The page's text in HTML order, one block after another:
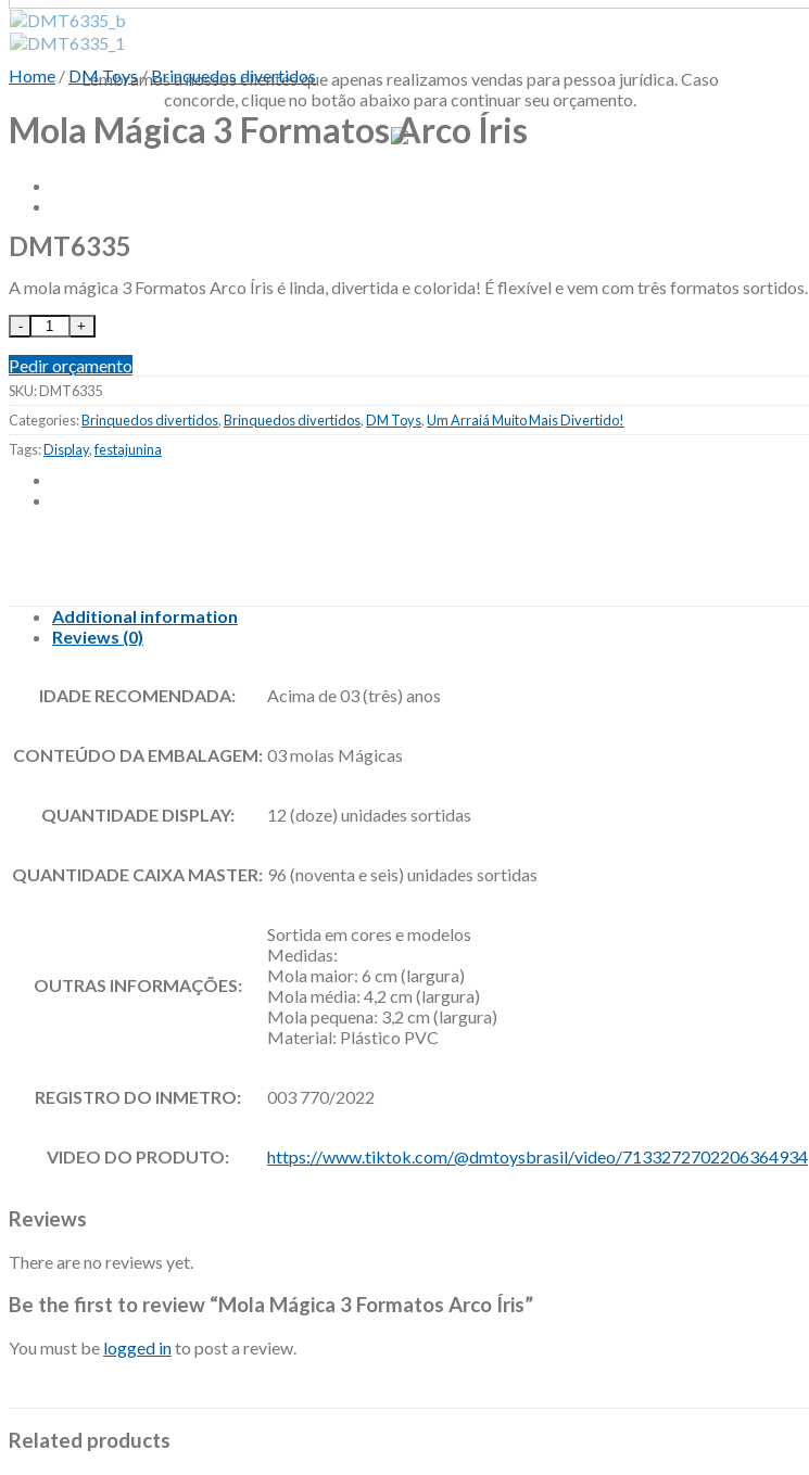
Lembramos a nossos clientes que apenas realizamos vendas para pessoa jurídica. Caso
concorde, clique no botão abaixo para continuar seu orçamento.
Home / DM Toys/Brinquedos divertidos
Mola Mágica 3 Formatos Arco Íris
DMT6335
A mola mágica 3 Formatos Arco Íris é linda, divertida e colorida! É flexível e vem com três formatos sortidos.
Pedir orçamento
SKU:DMT6335
Categories:Brinquedos divertidos,Brinquedos divertidos,DM Toys,Um Arraiá Muito Mais Divertido!
Tags:Display,festajunina
Additional information
Reviews (0)
IDADE RECOMENDADA: Acima de 03 (três) anos
CONTEÚDO DA EMBALAGEM: 03 molas Mágicas
QUANTIDADE DISPLAY: 12 (doze) unidades sortidas
QUANTIDADE CAIXA MASTER: 96 (noventa e seis) unidades sortidas
OUTRAS INFORMAÇÕES:
Sortida em cores e modelos
Medidas:
Mola maior: 6 cm (largura)
Mola média: 4,2 cm (largura)
Mola pequena: 3,2 cm (largura)
Material: Plástico PVC
REGISTRO DO INMETRO: 003 770/2022
VIDEO DO PRODUTO: https://www.tiktok.com/@dmtoysbrasil/video/7133272702206364934
Reviews
There are no reviews yet.
Be the first to review “Mola Mágica 3 Formatos Arco Íris”
You must be logged into post a review.
Related products